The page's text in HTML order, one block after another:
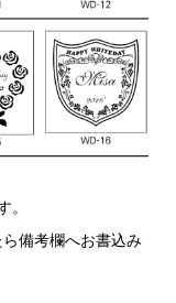
。
備考欄へお書込み